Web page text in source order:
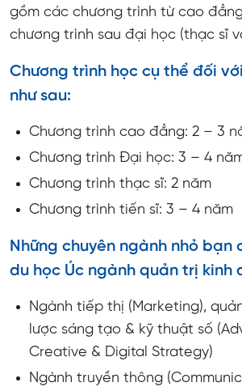
gồm các chương trình từ cao
chương trình sau đại học (thạc sĩ
Chương trình học cụ thể đối
như sau:
Chương trình cao đẳng: 2 – 3
Chương trình Đại học: 3 – 4
Chương trình thạc sĩ: 2 năm
Chương trình tiến sĩ: 3 – 4 năm
Những chuyên ngành nhỏ bạn
du học Úc ngành quản trị kinh
Ngành tiếp thị (Marketing),
lược sáng tạo & kỹ thuật số
Creative & Digital Strategy)
Ngành truyền thông